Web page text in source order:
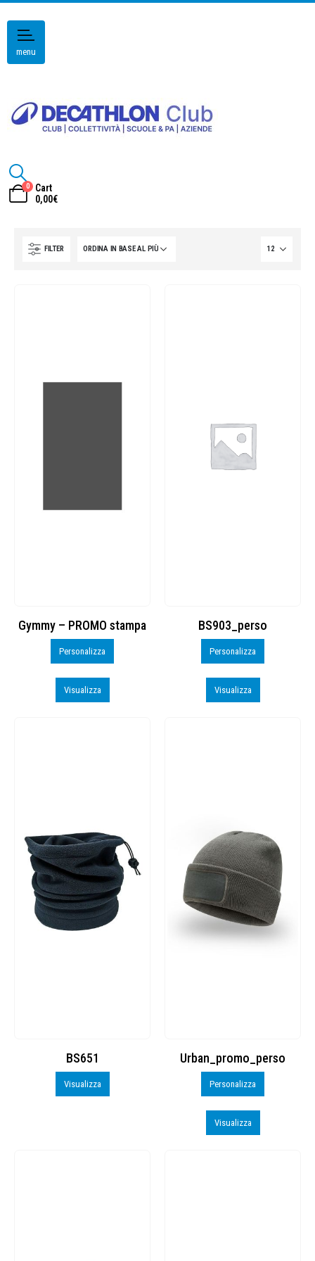
menu
0
Cart
0,00€
FILTER
Gymmy – PROMO stampa
Personalizza
Visualizza
BS903_perso
Personalizza
Visualizza
BS651
Visualizza
Urban_promo_perso
Personalizza
Visualizza